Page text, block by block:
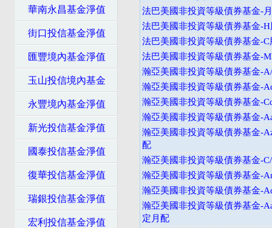
華南永昌基金淨值
街口投信基金淨值
匯豐境內基金淨值
玉山投信境內基金
永豐境內基金淨值
新光投信基金淨值
國泰投信基金淨值
復華投信基金淨值
瑞銀投信基金淨值
宏利投信基金淨值
法巴美國非投資等級債券基金-
法巴美國非投資等級債券基金-
法巴美國非投資等級債券基金-C
法巴美國非投資等級債券基金-
瀚亞美國非投資等級債券基金-
瀚亞美國非投資等級債券基金-
瀚亞美國非投資等級債券基金-
瀚亞美國非投資等級債券基金-
瀚亞美國非投資等級債券基金-
配
瀚亞美國非投資等級債券基金-
瀚亞美國非投資等級債券基金-
瀚亞美國非投資等級債券基金-
瀚亞美國非投資等級債券基金-
定月配